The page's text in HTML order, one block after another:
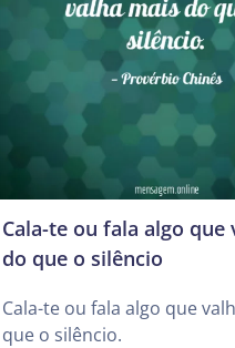
Cala-te ou fala algo que
do que o silêncio
Cala-te ou fala algo que
que o silêncio.